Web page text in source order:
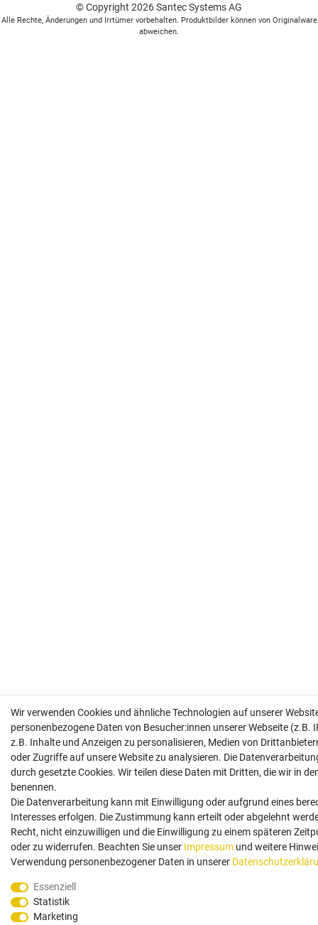
© Copyright 2026 Santec Systems AG
Alle Rechte, Änderungen und Irrtümer vorbehalten. Produktbilder können von Originalware
abweichen.
Wir verwenden Cookies und ähnliche Technologien auf unserer
personenbezogene Daten von Besucher:innen unserer Webseite (z.B.
z.B. Inhalte und Anzeigen zu personalisieren, Medien von
oder Zugriffe auf unsere Website zu analysieren. Die
durch gesetzte Cookies. Wir teilen diese Daten mit Dritten, die wir in
benennen.
Die Datenverarbeitung kann mit Einwilligung oder aufgrund eines
Interesses erfolgen. Die Zustimmung kann erteilt oder abgelehnt
Recht, nicht einzuwilligen und die Einwilligung zu einem späteren
oder zu widerrufen. Beachten Sie unser Impressum und weitere
Verwendung personenbezogener Daten in unserer
Essenziell
Statistik
Marketing